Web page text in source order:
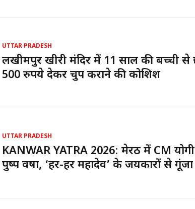
UTTAR PRADESH
लखीमपुर खीरी मंदिर में 11 साल की बच्ची
500 रुपये देकर चुप कराने की कोशिश
UTTAR PRADESH
KANWAR YATRA 2026: मेरठ में CM
पुष्प वर्षा, ‘हर-हर महादेव’ के जयकारों से